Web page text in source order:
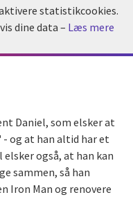
statistikcookies.
dine data – Læs mere
Daniel, som elsker at
- og at han altid har et
også, at han kan
sammen, så han
Iron Man og renovere